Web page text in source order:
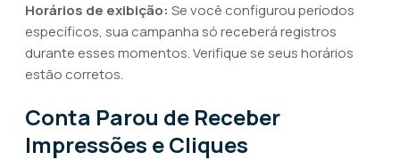
Horários de exibição: Se você configurou períodos
específicos, sua campanha só receberá registros
durante esses momentos. Verifique se seus horários
estão corretos.
Conta Parou de Receber
Impressões e Cliques